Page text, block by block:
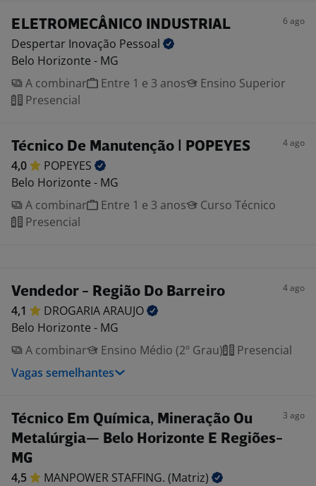
ELETROMECÂNICO INDUSTRIAL 6 ago
Despertar Inovação Pessoal
Belo Horizonte - MG
A combinar
Entre 1 e 3 anos
Ensino Superior
Presencial
Técnico De Manutenção | POPEYES 4 ago
4,0
POPEYES
Belo Horizonte - MG
A combinar
Entre 1 e 3 anos
Curso Técnico
Presencial
Vendedor - Região Do Barreiro 4 ago
4,1 DROGARIAARAUJO
Belo Horizonte - MG
A combinar
Ensino Médio (2º Grau)
Presencial
Vagas semelhantes
Técnico Em Química, Mineração Ou
Metalúrgia— Belo Horizonte E Regiões-
MG
3 ago
4,5 MANPOWER STAFFING. (Matriz)